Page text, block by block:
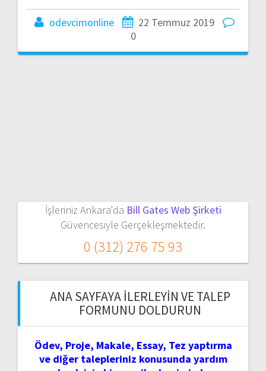
odevcimonline
22 Temmuz 2019
0
İşleriniz Ankara'da Bill Gates Web Şirketi
Güvencesiyle Gerçekleşmektedir.
0 (312) 276 75 93
ANA SAYFAYA İLERLEYIN VE TALEP
FORMUNU DOLDURUN
Ödev, Proje, Makale, Essay, Tez yaptırma
ve diğer talepleriniz konusunda yardım